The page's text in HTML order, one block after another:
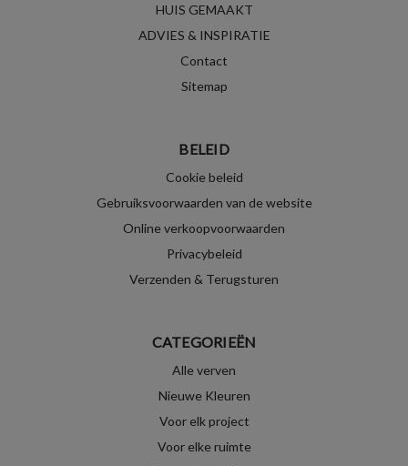
HUIS GEMAAKT
ADVIES & INSPIRATIE
Contact
Sitemap
BELEID
Cookie beleid
Gebruiksvoorwaarden van de website
Online verkoopvoorwaarden
Privacybeleid
Verzenden & Terugsturen
CATEGORIEËN
Alle verven
Nieuwe Kleuren
Voor elk project
Voor elke ruimte